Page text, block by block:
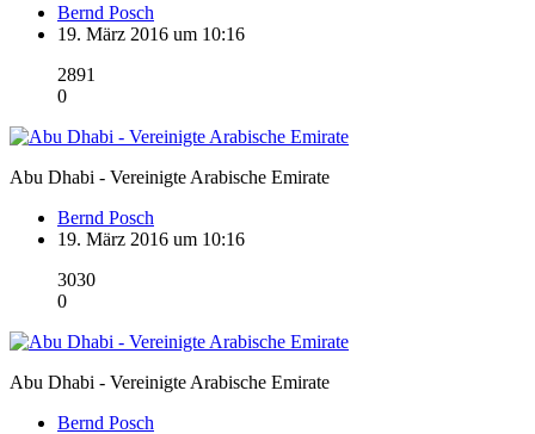
Bernd Posch
19. März 2016 um 10:16
2891
0
Abu Dhabi - Vereinigte Arabische Emirate
Bernd Posch
19. März 2016 um 10:16
3030
0
Abu Dhabi - Vereinigte Arabische Emirate
Bernd Posch